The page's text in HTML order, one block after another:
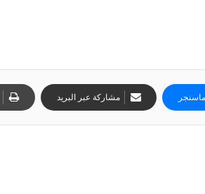
ماسنجر مشاركة عبر البريد